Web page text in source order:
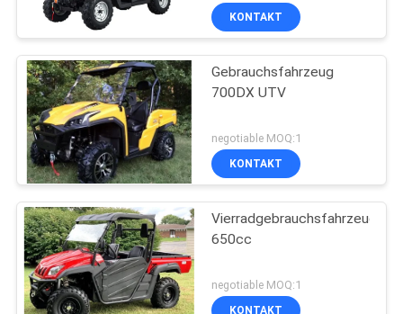
KONTAKT
Gebrauchsfahrzeug
700DX UTV
negotiable MOQ:1
KONTAKT
Vierradgebrauchsfahrzeug
650cc
negotiable MOQ:1
KONTAKT